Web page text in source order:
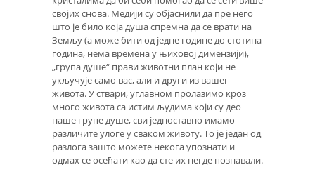
својих снова. Медији су објаснили да пре него
што је било која душа спремна да се врати на
Земљу (а може бити од једне године до стотина
година, нема времена у њиховој димензији),
„група душе“ прави животни план који не
укључује само вас, али и други из вашег
живота. У ствари, углавном пролазимо кроз
много живота са истим људима који су део
наше групе душе, сви једноставно имамо
различите улоге у сваком животу. То је један од
разлога зашто можете некога упознати и
одмах се осећати као да сте их негде познавали.